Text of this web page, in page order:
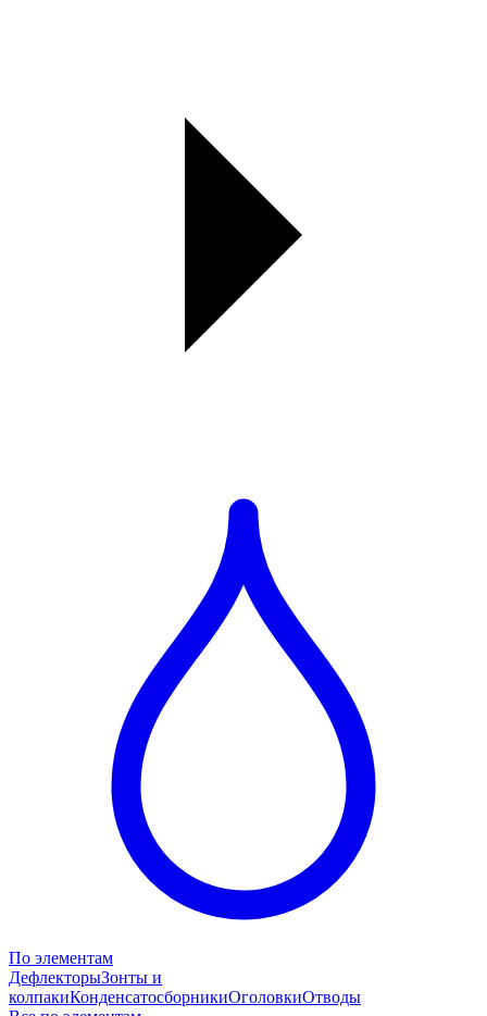
По элементам
ДефлекторыЗонты и
колпакиКонденсатосборникиОголовкиОтводы